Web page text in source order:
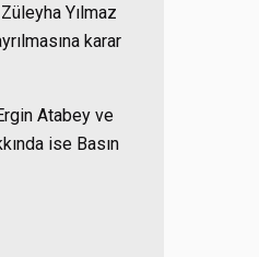
Yılmaz
karar
Atabey ve
ise Basın